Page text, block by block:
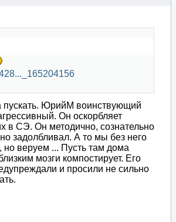
пускать. ЮрийМ воинствующий
Он оскорбляет
в СЭ. Он методично, сознательно
задолбливал. А то мы без него
веруем ... Пусть там дома
мозги компостирует. Его
и просили не сильно